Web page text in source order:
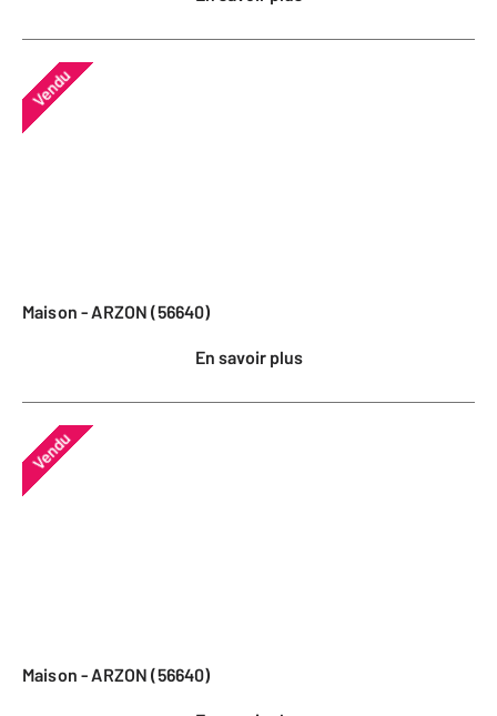
Vendu
Maison - ARZON (56640)
En savoir plus
Vendu
Maison - ARZON (56640)